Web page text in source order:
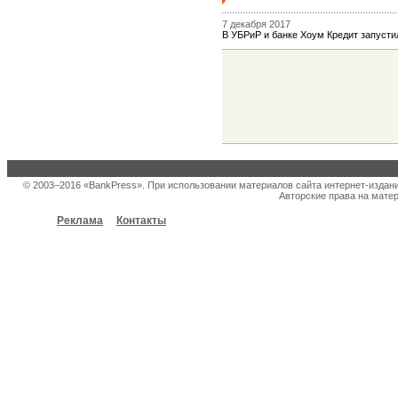
7 декабря 2017
В УБРиР и банке Хоум Кредит
© 2003–2016 «BankPress». При использовании материалов сайта интернет-
Авторские права на
Реклама Контакты